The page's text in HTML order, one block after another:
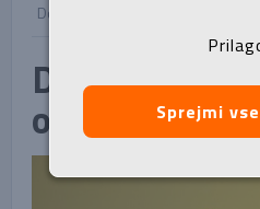
Domov
Donacija
opreme Sprejmi